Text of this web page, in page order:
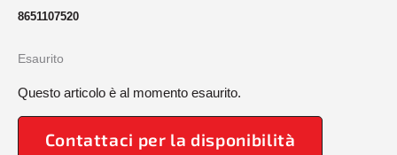
8651107520
Esaurito
Questo articolo è al momento esaurito.
Contattaci per la disponibilità